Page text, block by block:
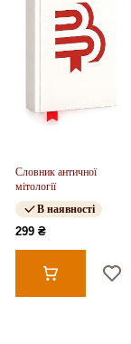
Словник античної
мітології
В наявності
299 ₴